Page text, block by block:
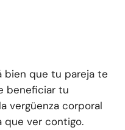
bien que tu pareja te
beneficiar tu
vergüenza corporal
que ver contigo.